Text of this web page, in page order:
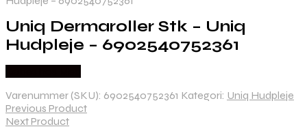
Uniq Dermaroller Stk – Uniq
Hudpleje – 6902540752361
Varenummer (SKU): 6902540752361 Kategori: Uniq Hudpleje
Previous Product
Next Product